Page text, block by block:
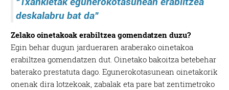
deskalabru bat da”
Zelako oinetakoak erabiltzea gomendatzen duzu?
Egin behar dugun jardueraren araberako oinetakoa
erabiltzea gomendatzen dut. Oinetako bakoitza betebehar
baterako prestatuta dago. Egunerokotasunean oinetakorik
onenak dira lotzekoak, zabalak eta pare bat zentimetroko